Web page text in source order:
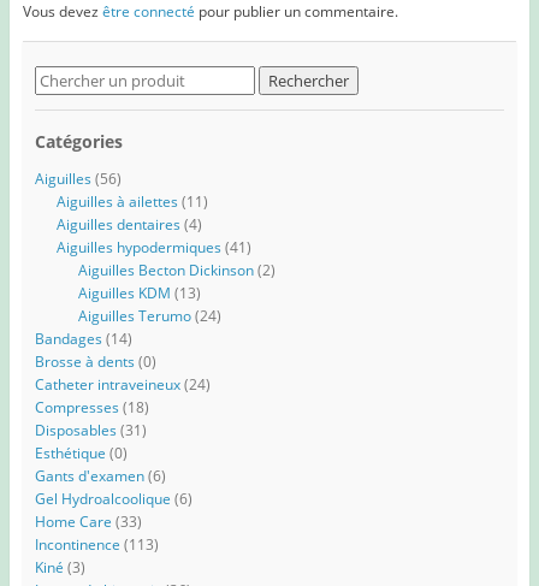
Vous devez être connecté pour publier un commentaire.
Search
for:
Catégories
Aiguilles (56)
Aiguilles à ailettes (11)
Aiguilles dentaires (4)
Aiguilles hypodermiques (41)
Aiguilles Becton Dickinson (2)
Aiguilles KDM (13)
Aiguilles Terumo (24)
Bandages (14)
Brosse à dents (0)
Catheter intraveineux (24)
Compresses (18)
Disposables (31)
Esthétique (0)
Gants d'examen (6)
Gel Hydroalcoolique (6)
Home Care (33)
Incontinence (113)
Kiné (3)